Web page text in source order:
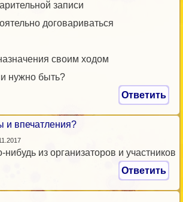
записи
договариваться
своим ходом
нужно быть?
Ответить
и впечатления?
нибудь из организаторов и участников
Ответить